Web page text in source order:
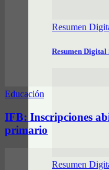
Resumen
Resumen
Resumen
Educación
IFB: Inscripciones
primario